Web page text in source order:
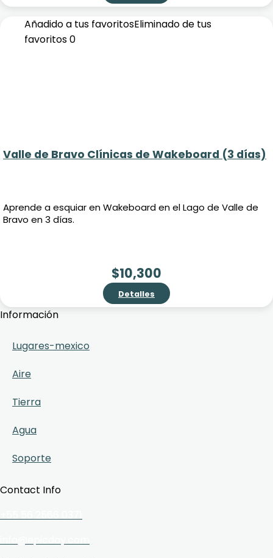
Añadido a tus favoritosEliminado de tus
favoritos0
Valle de Bravo Clínicas de Wakeboard (3 días)
Aprende a esquiar en Wakeboard en el Lago de Valle de
Bravo en 3 días.
$10,300
Detalles
Información
Lugares-mexico
Aire
Tierra
Agua
Soporte
Contact Info